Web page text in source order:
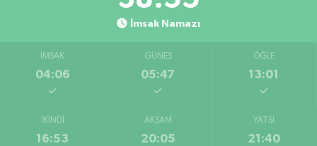
İmsak Namazı
İMSAK
04:06
GÜNEŞ
05:47
ÖĞLE
13:01
İKINDI
16:53
AKŞAM
20:05
YATSI
21:40